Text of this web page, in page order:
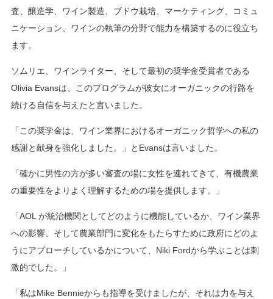
査、醸造学、ワイン製造、ブドウ栽培、マーケティング、コミュ
ニケーション、ワインの執筆の分野で能力を構築するのに役立ち
ます。
ソムリエ、ワインライター、そして最初の奨学金受賞者である
Olivia Evansは、このプログラムが彼女にオーガニックの行路を
続ける自信を与えたと言いました。
「この奨学金は、ワイン業界におけるオーガニック哲学への私の
感謝と献身を強化しました。」とEvansは言いました。
「確かに男性の方が多い審査の場に女性を連れてきて、有機農業
の重要性をよりよく理解するための場を提供します。」
「AOL が統治機関としてどのように機能しているか、ワイン業界
への影響、そして農業部門に変化をもたらすために政府にどのよ
うにアプローチしているかについて、Niki Fordから学ぶことは刺
激的でした。」
「私はMike Bennieからも指導を受けましたが、それは力を与え